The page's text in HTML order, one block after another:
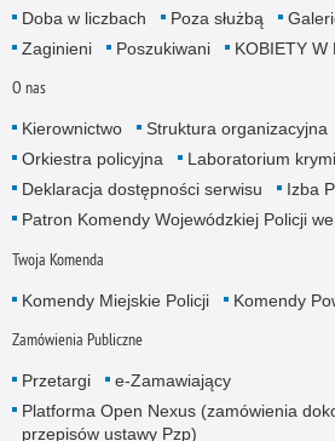
Doba w liczbach
Poza służbą
Zaginieni
Poszukiwani KOBIETY W
O nas
Kierownictwo Struktura organizacyjna
Orkiestra policyjna
Laboratorium
Deklaracja dostępności serwisu
Izba
Patron Komendy Wojewódzkiej Policji we
Twoja Komenda
Komendy Miejskie Policji Komendy
Zamówienia Publiczne
Przetargi
e-Zamawiający
Platforma Open Nexus (zamówienia
przepisów ustawy Pzp)